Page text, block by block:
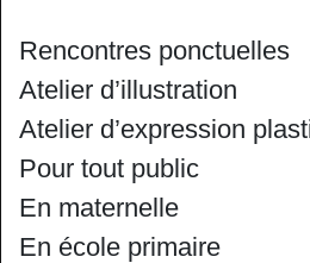
Rencontres ponctuelles
Atelier d’illustration
Atelier d’expression
Pour tout public
En maternelle
En école primaire